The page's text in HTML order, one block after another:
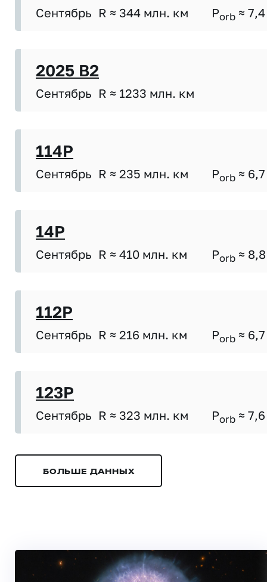
Сентябрь R ≈ 344 млн. км Porb ≈ 7,4
2025 B2
Сентябрь R ≈ 1233 млн. км
114P
Сентябрь R ≈ 235 млн. км Porb ≈ 6,7
14P
Сентябрь R ≈ 410 млн. км Porb ≈ 8,8
112P
Сентябрь R ≈ 216 млн. км Porb ≈ 6,7
123P
Сентябрь R ≈ 323 млн. км Porb ≈ 7,6
БОЛЬШЕ ДАННЫХ